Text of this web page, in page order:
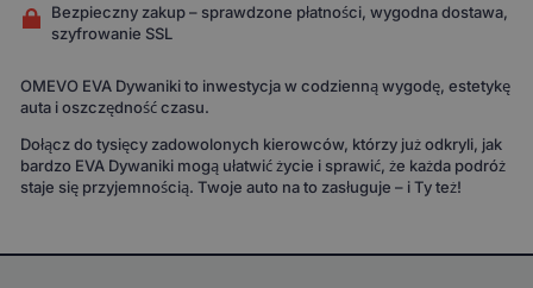
Bezpieczny zakup – sprawdzone płatności, wygodna dostawa,
szyfrowanie SSL
OMEVO EVA Dywaniki to inwestycja w codzienną wygodę, estetykę
auta i oszczędność czasu.
Dołącz do tysięcy zadowolonych kierowców, którzy już odkryli, jak
bardzo EVA Dywaniki mogą ułatwić życie i sprawić, że każda podróż
staje się przyjemnością. Twoje auto na to zasługuje – i Ty też!